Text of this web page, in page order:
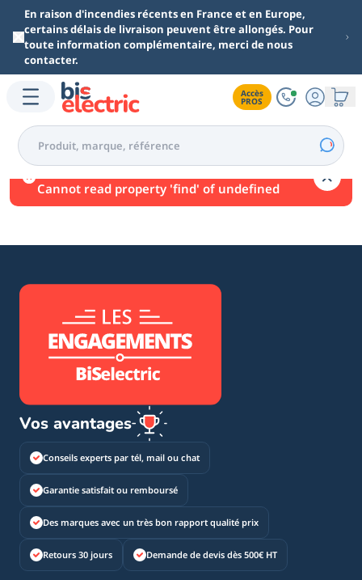
Aller au contenu principal
En raison d'incendies récents en France et en Europe,
certains délais de livraison peuvent être allongés. Pour
toute information complémentaire, merci de nous
contacter.
Accès
PROS
Une erreur est survenue.
Cannot read property 'find' of undefined
Vos avantages
Conseils experts par tél, mail ou chat
Garantie satisfait ou remboursé
Des marques avec un très bon rapport qualité prix
Retours 30 jours Demande de devis dès 500€ HT